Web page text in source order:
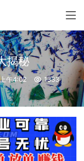
揭秘
午4:02 1333